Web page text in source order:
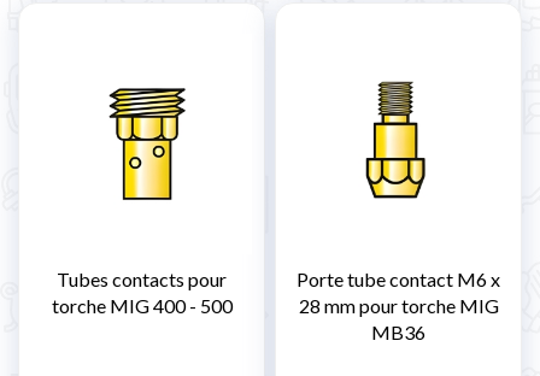
Tubes contacts pour
torche MIG 400 - 500
Porte tube contact M6 x
28 mm pour torche MIG
MB36